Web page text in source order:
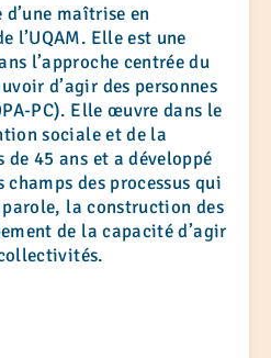
maîtrise en
l’UQAM. Elle est une
l’approche centrée du
d’agir des personnes
PC). Elle œuvre dans le
sociale et de la
45 ans et a développé
champs des processus qui
la construction des
de la capacité d’agir